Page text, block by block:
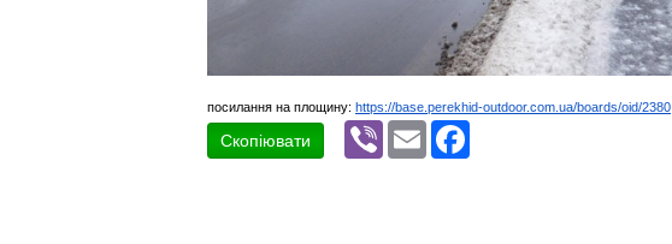
посилання на площину: https://base.perekhid-outdoor.com.ua/boards/oid/2380
Скопіювати
Viber Email